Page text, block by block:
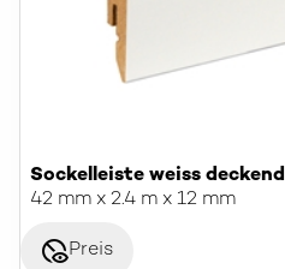
Sockelleiste weiss deckend
42 mm x 2.4 m x 12 mm
disabled_visiblePreis